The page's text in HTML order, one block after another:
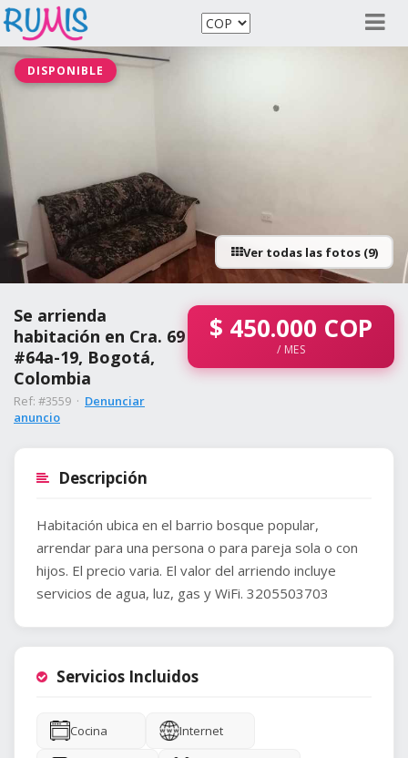
DISPONIBLE
Ver todas las fotos (9)
Se arrienda
habitación en Cra. 69
#64a-19, Bogotá,
Colombia
Ref: #3559 · Denunciar
anuncio
$ 450.000 COP
/ MES
Descripción
Habitación ubica en el barrio bosque popular,
arrendar para una persona o para pareja sola o con
hijos. El precio varia. El valor del arriendo incluye
servicios de agua, luz, gas y WiFi. 3205503703
Servicios Incluidos
Cocina Internet